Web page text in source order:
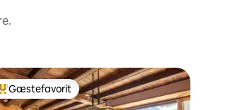
Bedste gæstefavorit
Gæstefavorit